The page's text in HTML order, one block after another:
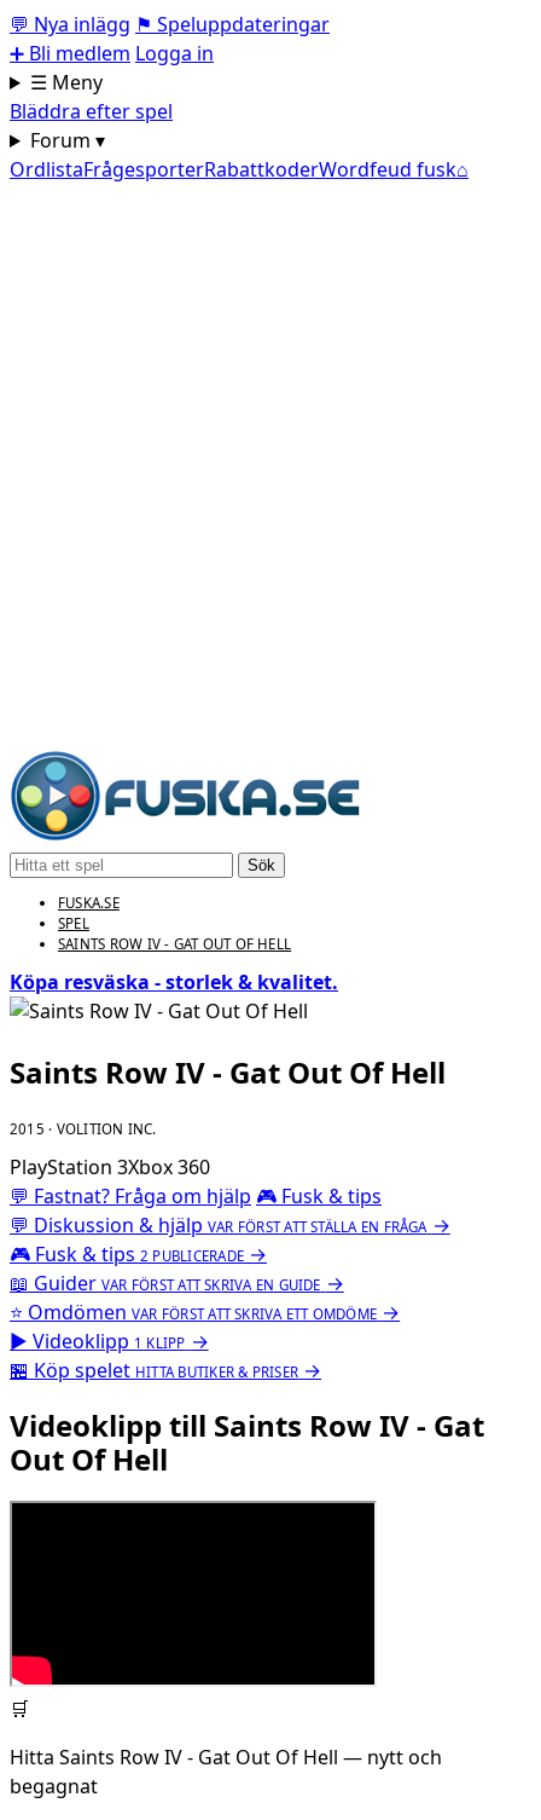
💬 Nya inlägg ⚑ Speluppdateringar
➕ Bli medlem Logga in
☰ Meny
Bläddra efter spel
Forum ▾
OrdlistaFrågesporterRabattkoderWordfeud fusk⌂
Sök
FUSKA.SE
SPEL
SAINTS ROW IV - GAT OUT OF HELL
Köpa resväska - storlek & kvalitet.
Saints Row IV - Gat Out Of Hell
2015 · VOLITION INC.
PlayStation 3Xbox 360
💬 Fastnat? Fråga om hjälp 🎮 Fusk & tips
💬 Diskussion & hjälp VAR FÖRST ATT STÄLLA EN FRÅGA →
🎮 Fusk & tips 2 PUBLICERADE →
📖 Guider VAR FÖRST ATT SKRIVA EN GUIDE →
⭐ Omdömen VAR FÖRST ATT SKRIVA ETT OMDÖME →
▶ Videoklipp 1 KLIPP →
🏪 Köp spelet HITTA BUTIKER & PRISER →
Videoklipp till Saints Row IV - Gat
Out Of Hell
🛒
Hitta Saints Row IV - Gat Out Of Hell — nytt och
begagnat